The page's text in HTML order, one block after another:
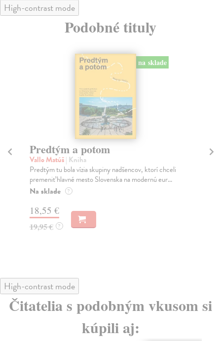
High-contrast mode
Podobné tituly
na sklade
Predtým a potom
Vallo Matúš| Kniha
Predtým tu bola vízia skupiny nadšencov, ktorí chceli
premeniť hlavné mesto Slovenska na modernú eur...
Na sklade ?
18,55 €
19,95 € ?
High-contrast mode
Čitatelia s podobným vkusom si
kúpili aj: